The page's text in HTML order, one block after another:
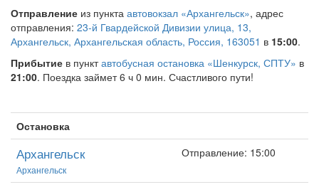
Отправление из пункта автовокзал «Архангельск», адрес
отправления: 23-й Гвардейской Дивизии улица, 13,
Архангельск, Архангельская область, Россия, 163051 в 15:00.
Прибытие в пунктавтобусная остановка «Шенкурск, СПТУ» в
21:00. Поездка займет 6 ч 0 мин. Счастливого пути!
Остановка
Архангельск
Архангельск
Отправление: 15:00